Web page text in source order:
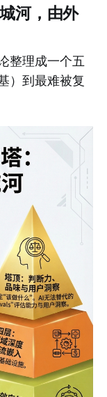
河，由外
整理成一个五
）到最难被复